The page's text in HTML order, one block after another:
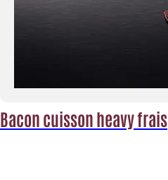
Bacon cuisson heavy frais